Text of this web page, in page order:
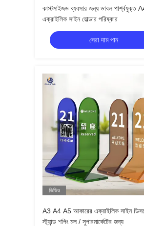
কাস্টমাইজড ব্যবসার জন্য ডাবল পার্শ্বযুক্ত
এক্রাইলিক সাইন হোল্ডার পরিষ্কার
সেরা দাম পান
ভিডিও
A3 A4 A5 আকারের এক্রাইলিক সাইন
স্ট্যান্ড শপিং মল / সুপারমার্কেটের জন্য